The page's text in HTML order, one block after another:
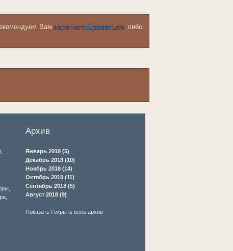
Вамзарегистрироваться либо
Архив
Январь 2019 (5)
Декабрь 2018 (10)
Ноябрь 2018 (14)
Октябрь 2018 (11)
Сентябрь 2018 (5)
Август 2018 (9)
Показать / скрыть весь архив